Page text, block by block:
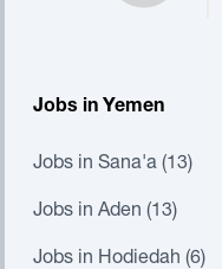
Jobs in Yemen
Jobs in Sana'a (13)
Jobs in Aden (13)
Jobs in Hodiedah (6)